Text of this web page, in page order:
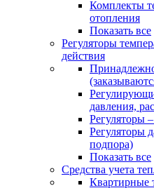
Комплекты
отопления
Показать все
Регуляторы
действия
давления,
Регуляторы
Регуляторы
подпора)
Показать все
Средства учета
Квартирные